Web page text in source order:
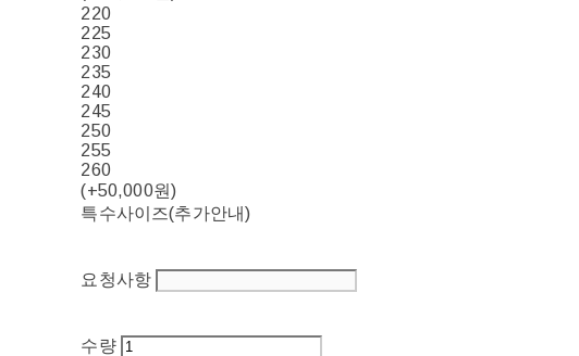
220
225
230
235
240
245
250
255
260
(+50,000원)
특수사이즈(추가안내)
요청사항
수량